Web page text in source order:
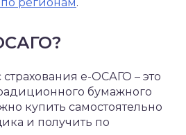
е-ОСАГО – это
бумажного
купить самостоятельно
и получить по